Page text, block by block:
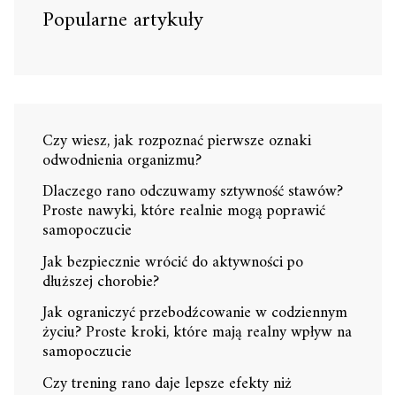
Popularne artykuły
Czy wiesz, jak rozpoznać pierwsze oznaki
odwodnienia organizmu?
Dlaczego rano odczuwamy sztywność stawów?
Proste nawyki, które realnie mogą poprawić
samopoczucie
Jak bezpiecznie wrócić do aktywności po
dłuższej chorobie?
Jak ograniczyć przebodźcowanie w codziennym
życiu? Proste kroki, które mają realny wpływ na
samopoczucie
Czy trening rano daje lepsze efekty niż